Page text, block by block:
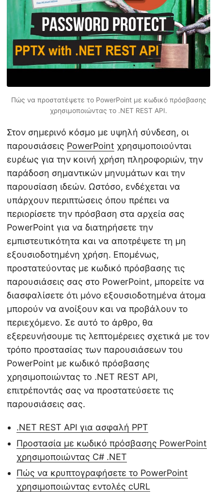
Πώς να προστατέψετε το PowerPoint με κωδικό πρόσβασης
χρησιμοποιώντας το .NET REST API.
Στον σημερινό κόσμο με υψηλή σύνδεση, οι
παρουσιάσεις PowerPoint χρησιμοποιούνται
ευρέως για την κοινή χρήση πληροφοριών, την
παράδοση σημαντικών μηνυμάτων και την
παρουσίαση ιδεών. Ωστόσο, ενδέχεται να
υπάρχουν περιπτώσεις όπου πρέπει να
περιορίσετε την πρόσβαση στα αρχεία σας
PowerPoint για να διατηρήσετε την
εμπιστευτικότητα και να αποτρέψετε τη μη
εξουσιοδοτημένη χρήση. Επομένως,
προστατεύοντας με κωδικό πρόσβασης τις
παρουσιάσεις σας στο PowerPoint, μπορείτε να
διασφαλίσετε ότι μόνο εξουσιοδοτημένα άτομα
μπορούν να ανοίξουν και να προβάλουν το
περιεχόμενο. Σε αυτό το άρθρο, θα
εξερευνήσουμε τις λεπτομέρειες σχετικά με τον
τρόπο προστασίας των παρουσιάσεων του
PowerPoint με κωδικό πρόσβασης
χρησιμοποιώντας το .NET REST API,
επιτρέποντάς σας να προστατεύσετε τις
παρουσιάσεις σας.
.NET REST API για ασφαλή PPT
Προστασία με κωδικό πρόσβασης PowerPoint
χρησιμοποιώντας C# .NET
Πώς να κρυπτογραφήσετε το PowerPoint
χρησιμοποιώντας εντολές cURL